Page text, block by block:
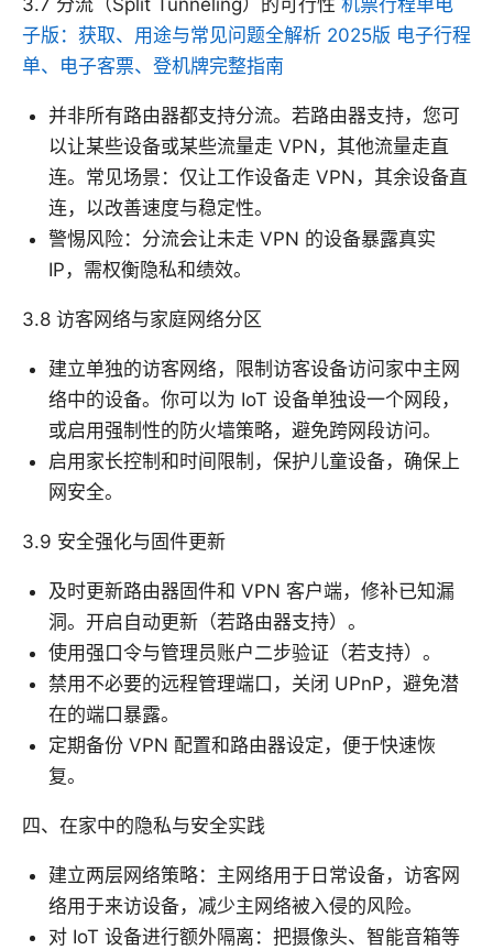
3.7 分流（Split Tunneling）的可行性 机票行程单电
子版：获取、用途与常见问题全解析 2025版 电子行程
单、电子客票、登机牌完整指南
并非所有路由器都支持分流。若路由器支持，您可
以让某些设备或某些流量走 VPN，其他流量走直
连。常见场景：仅让工作设备走 VPN，其余设备直
连，以改善速度与稳定性。
警惕风险：分流会让未走 VPN 的设备暴露真实
IP，需权衡隐私和绩效。
3.8 访客网络与家庭网络分区
建立单独的访客网络，限制访客设备访问家中主网
络中的设备。你可以为 IoT 设备单独设一个网段，
或启用强制性的防火墙策略，避免跨网段访问。
启用家长控制和时间限制，保护儿童设备，确保上
网安全。
3.9 安全强化与固件更新
及时更新路由器固件和 VPN 客户端，修补已知漏
洞。开启自动更新（若路由器支持）。
使用强口令与管理员账户二步验证（若支持）。
禁用不必要的远程管理端口，关闭 UPnP，避免潜
在的端口暴露。
定期备份 VPN 配置和路由器设定，便于快速恢
复。
四、在家中的隐私与安全实践
建立两层网络策略：主网络用于日常设备，访客网
络用于来访设备，减少主网络被入侵的风险。
对 IoT 设备进行额外隔离：把摄像头、智能音箱等